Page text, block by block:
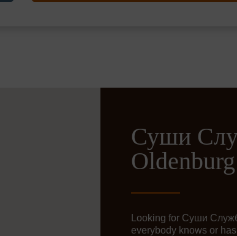
Суши
Looking for Суши
everybody knows or